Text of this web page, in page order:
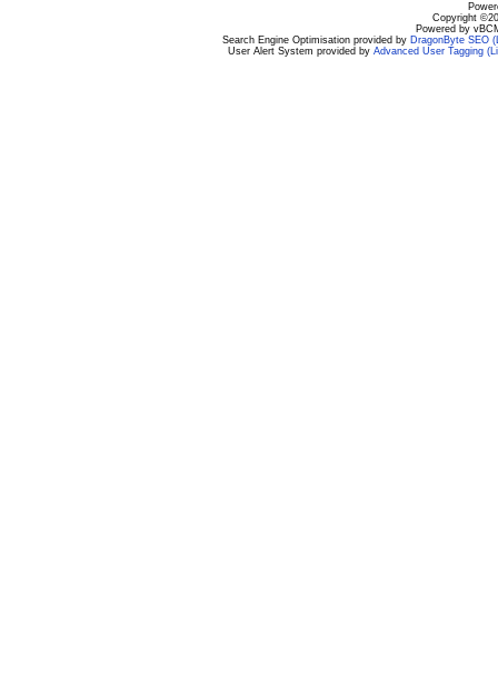
Copyright
Powered by
Search Engine Optimisation provided by DragonByte SEO
User Alert System provided by Advanced User Tagging